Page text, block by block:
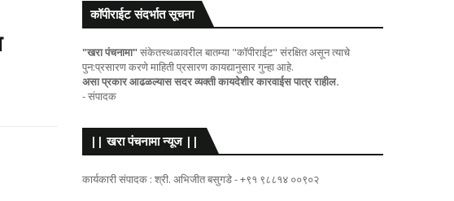
कॉपीराईट संदर्भात सूचना
"खरा पंचनामा"संकेतस्थळावरील बातम्या "कॉपीराईट" संरक्षित असून त्याचे
पुन:प्रसारण करणे माहिती प्रसारण कायद्यानुसार गुन्हा आहे.
असा प्रकार आढळल्यास सदर व्यक्ती कायदेशीर कारवाईस पात्र राहील.
- संपादक
|| खरा पंचनामा न्यूज ||
कार्यकारी संपादक : श्री. अभिजीत बसुगडे - +९१ ९८८१४ ००९०२